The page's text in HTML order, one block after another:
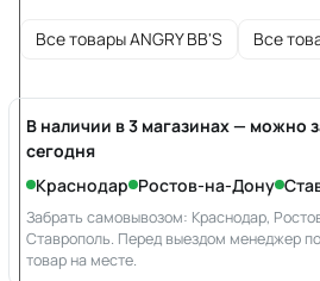
Все товары ANGRY BB'S Все
В наличии в 3 магазинах — можно
сегодня
Краснодар Ростов-на-Дону
Забрать самовывозом: Краснодар,
Ставрополь. Перед выездом менеджер
товар на месте.